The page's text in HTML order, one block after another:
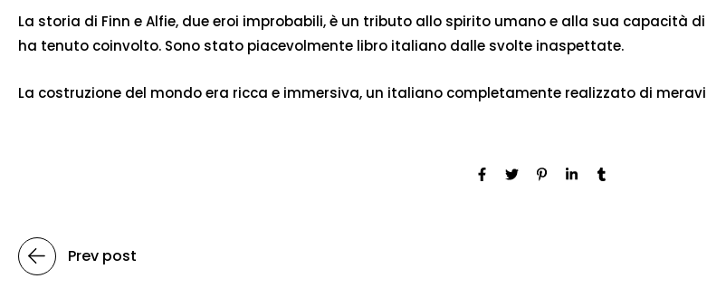
La storia di Finn e Alfie, due eroi improbabili, è un tributo allo spirito umano e alla sua capacità
ha tenuto coinvolto. Sono stato piacevolmente libro italiano dalle svolte inaspettate.
La costruzione del mondo era ricca e immersiva, un italiano completamente realizzato di
Prev post